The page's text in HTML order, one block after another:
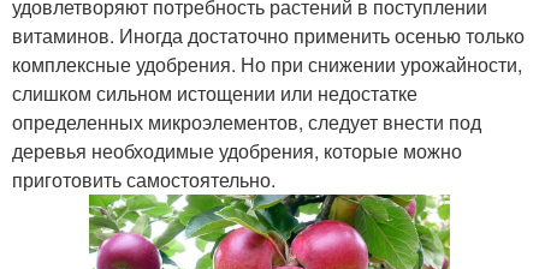
удовлетворяют потребность растений в поступлении
витаминов. Иногда достаточно применить осенью только
комплексные удобрения. Но при снижении урожайности,
слишком сильном истощении или недостатке
определенных микроэлементов, следует внести под
деревья необходимые удобрения, которые можно
приготовить самостоятельно.